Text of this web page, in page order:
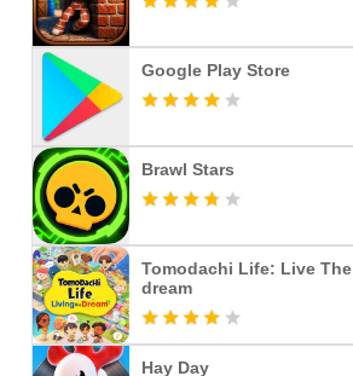
Google Play Store
Brawl Stars
Tomodachi Life: Live The
dream
Hay Day